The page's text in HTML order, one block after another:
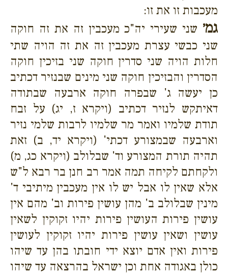
מעכבות זו את זו:
גמ׳ שני שעירי יה"כ מעכבין זה את זה חוקה
שני כבשי עצרת מעכבין זה את זה הויה שתי
חלות הויה שני סדרין חוקה שני בזיכין חוקה
הסדרין והבזיכין חוקה שני מינים שבנזיר דכתיב
כן יעשה ג' שבפרה חוקה ארבעה שבתודה
דאיתקש לנזיר דכתיב (ויקרא ז, יג) על זבח
תודת שלמיו ואמר מר שלמיו לרבות שלמי נזיר
וארבעה שבמצורע דכתי' (ויקרא יד, ב) זאת
תהיה תורת המצורע וד' שבלולב (ויקרא כג, מ)
ולקחתם לקיחה תמה אמר רב חנן בר רבא ל"ש
אלא שאין לו אבל יש לו אין מעכבין מיתיבי ד'
מינין שבלולב ב' מהן עושין פירות וב' מהם אין
עושין פירות העושין פירות יהיו זקוקין לשאין
עושין ושאין עושין פירות יהיו זקוקין לעושין
פירות ואין אדם יוצא ידי חובתו בהן עד שיהו
כולן באגודה אחת וכן ישראל בהרצאה עד שיהו